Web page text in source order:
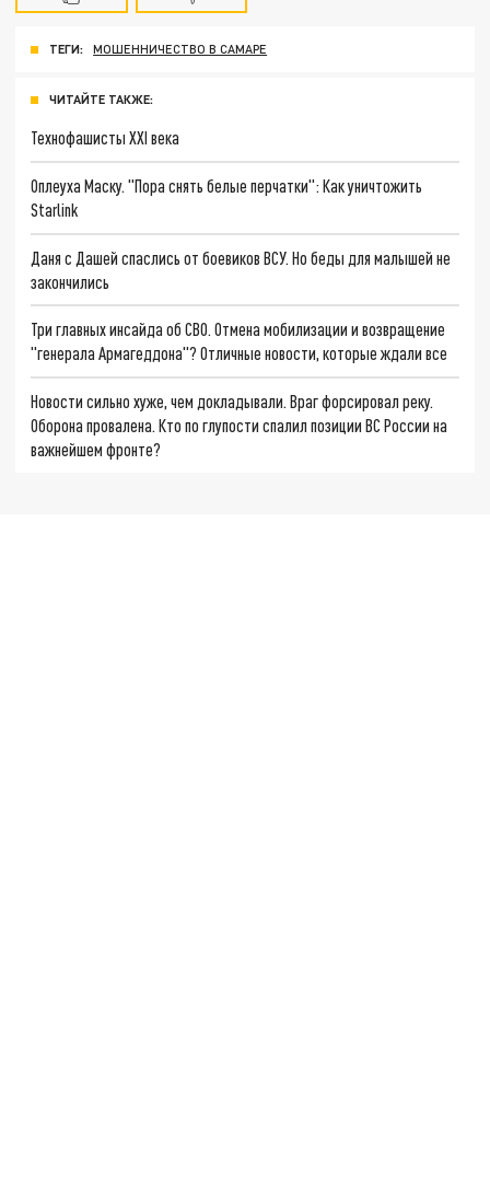
ТЕГИ: МОШЕННИЧЕСТВО В САМАРЕ
ЧИТАЙТЕ ТАКЖЕ:
Технофашисты XXI века
Оплеуха Маску. "Пора снять белые перчатки": Как уничтожить
Starlink
Даня с Дашей спаслись от боевиков ВСУ. Но беды для малышей не
закончились
Три главных инсайда об СВО. Отмена мобилизации и возвращение
"генерала Армагеддона"? Отличные новости, которые ждали все
Новости сильно хуже, чем докладывали. Враг форсировал реку.
Оборона провалена. Кто по глупости спалил позиции ВС России на
важнейшем фронте?